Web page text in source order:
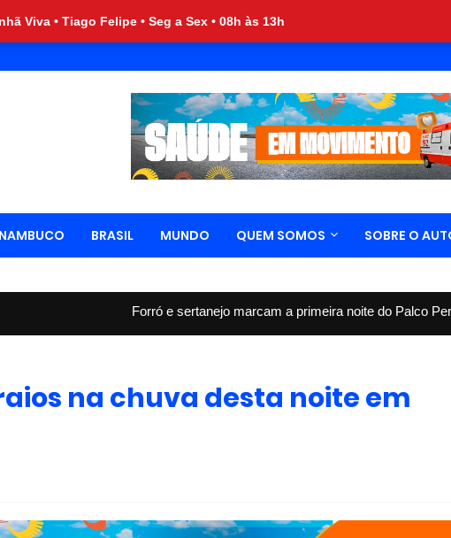
BRASIL MUNDO QUEM SOMOS SOBRE O
Viva • Tiago Felipe • Seg a Sex • 08h às 13h
Forró e sertanejo marcam a primeira noite do Palco
na chuva desta noite em